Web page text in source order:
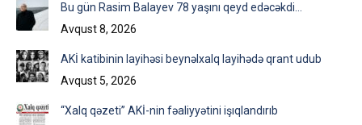
Bu gün Rasim Balayev 78 yaşını qeyd edəcəkdi…
Avqust 8, 2026
AKİ katibinin layihəsi beynəlxalq layihədə qrant udub
Avqust 5, 2026
“Xalq qəzeti” AKİ-nin fəaliyyətini işıqlandırıb